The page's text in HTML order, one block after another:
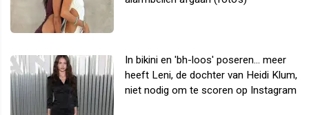
In bikini en 'bh-loos' poseren... meer
heeft Leni, de dochter van Heidi Klum,
niet nodig om te scoren op Instagram